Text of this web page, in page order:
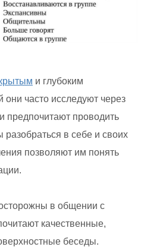
и глубоким
часто исследуют через
предпочитают проводить
в себе и своих
позволяют им понять
в общении с
качественные,
беседы.